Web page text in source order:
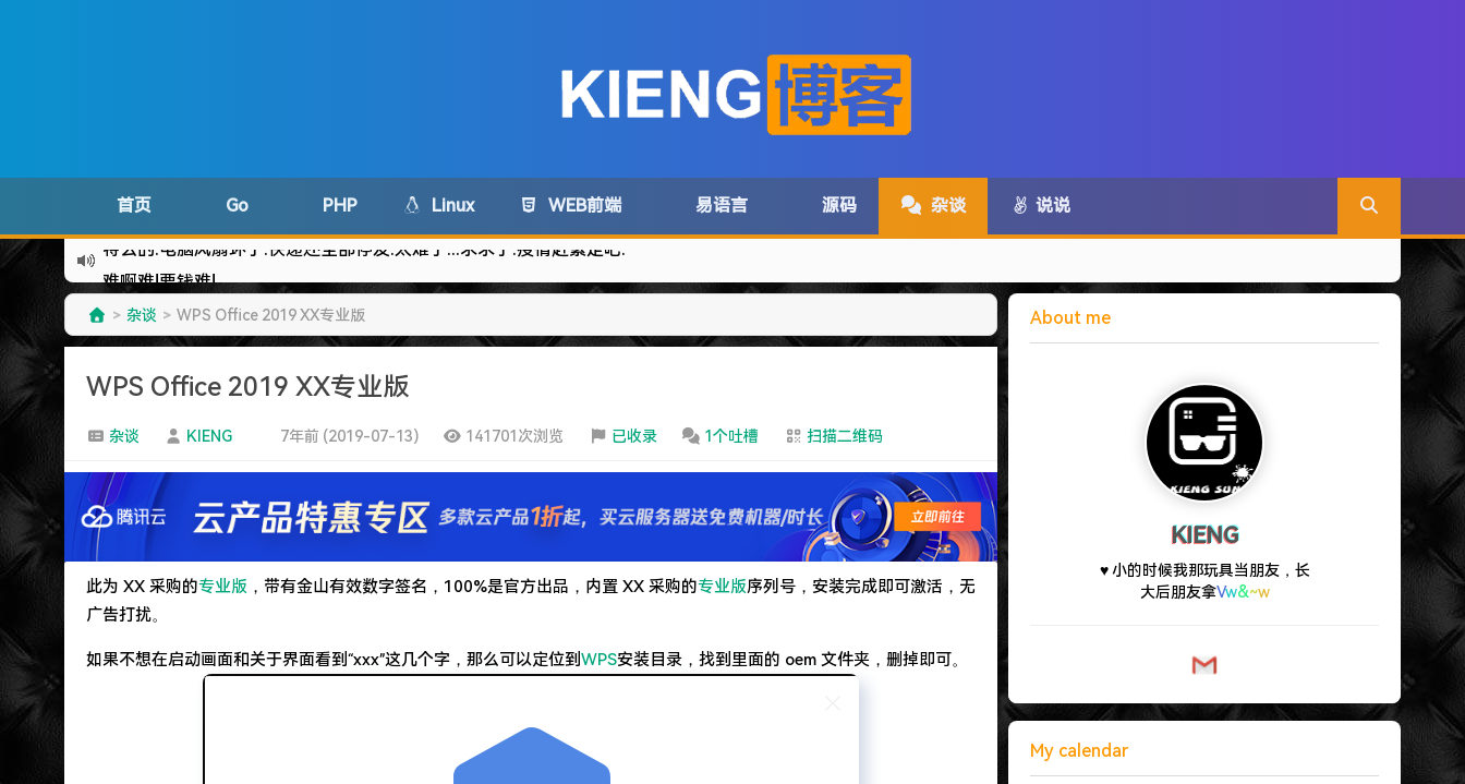
首页 Go PHP Linux WEB前端 易语言 源码 杂谈 说说
难啊难!要钱难!
更新到WordPress5.6啦
有点伤心了,今年净遇到王某海这种人.
七牛的JS SDK 的文档真坑啊.
蓝奏云分享部分地区无法访问需手动修改www.lanzous.com变为:www.lanzoux.com
遇见一个沙雕汽车人.
2022-09-04被罚款200元记6分.
> 杂谈 > WPS Office 2019 XX专业版
WPS Office 2019 XX专业版
杂谈 KIENG 7年前 (2019-07-13) 141701次浏览 已收录 1个吐槽 扫描二维码
此为 XX 采购的专业版 ，带有金山有效数字签名，100%是官方出品，内置 XX 采购的专业版序列号，安装完成即可激活，无
广告打扰。
如果不想在启动画面和关于界面看到“xxx”这几个字，那么可以定位到WPS安装目录，找到里面的 oem 文件夹，删掉即可。
About me
KIENG
♥ 小的时候我那玩具当朋友，长
大后朋友拿我当玩具。
My calendar